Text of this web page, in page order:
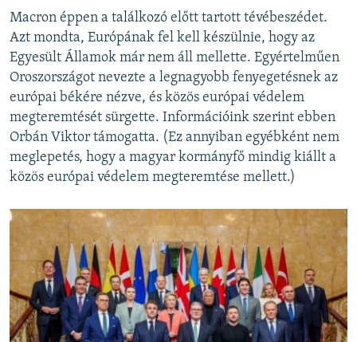
Macron éppen a találkozó előtt tartott tévébeszédet.
Azt mondta, Európának fel kell készülnie, hogy az
Egyesült Államok már nem áll mellette. Egyértelműen
Oroszországot nevezte a legnagyobb fenyegetésnek az
európai békére nézve, és közös európai védelem
megteremtését sürgette. Információink szerint ebben
Orbán Viktor támogatta. (Ez annyiban egyébként nem
meglepetés, hogy a magyar kormányfő mindig kiállt a
közös európai védelem megteremtése mellett.)